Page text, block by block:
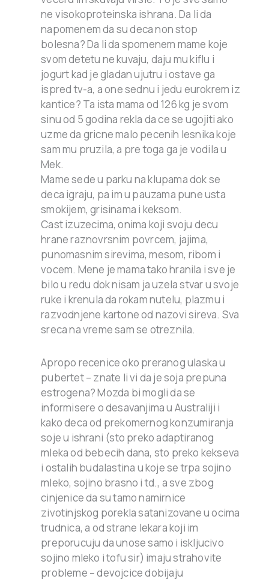
ne visokoproteinska ishrana. Da li da
napomenem da su deca non stop
bolesna? Da li da spomenem mame koje
svom detetu ne kuvaju, daju mu kiflu i
jogurt kad je gladan ujutru i ostave ga
ispred tv-a, a one sednu i jedu eurokrem iz
kantice? Ta ista mama od 126 kg je svom
sinu od 5 godina rekla da ce se ugojiti ako
uzme da gricne malo pecenih lesnika koje
sam mu pruzila, a pre toga ga je vodila u
Mek.
Mame sede u parku na klupama dok se
deca igraju, pa im u pauzama pune usta
smokijem, grisinama i keksom.
Cast izuzecima, onima koji svoju decu
hrane raznovrsnim povrcem, jajima,
punomasnim sirevima, mesom, ribom i
vocem. Mene je mama tako hranila i sve je
bilo u redu dok nisam ja uzela stvar u svoje
ruke i krenula da rokam nutelu, plazmu i
razvodnjene kartone od nazovi sireva. Sva
sreca na vreme sam se otreznila.
Apropo recenice oko preranog ulaska u
pubertet – znate li vi da je soja prepuna
estrogena? Mozda bi mogli da se
informisere o desavanjima u Australiji i
kako deca od prekomernog konzumiranja
soje u ishrani (sto preko adaptiranog
mleka od bebecih dana, sto preko kekseva
i ostalih budalastina u koje se trpa sojino
mleko, sojino brasno i td., a sve zbog
cinjenice da su tamo namirnice
zivotinjskog porekla satanizovane u ocima
trudnica, a od strane lekara koji im
preporucuju da unose samo i iskljucivo
sojino mleko i tofu sir) imaju strahovite
probleme – devojcice dobijaju